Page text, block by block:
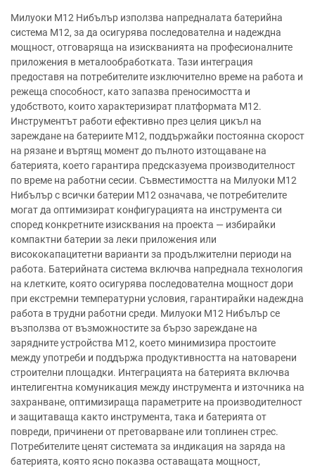
Милуоки М12 Нибълър използва напредналата батерийна
система М12, за да осигурява последователна и надеждна
мощност, отговаряща на изискванията на професионалните
приложения в металообработката. Тази интеграция
предоставя на потребителите изключително време на работа и
режеща способност, като запазва преносимостта и
удобството, които характеризират платформата М12.
Инструментът работи ефективно през целия цикъл на
зареждане на батериите М12, поддържайки постоянна скорост
на рязане и въртящ момент до пълното изтощаване на
батерията, което гарантира предсказуема производителност
по време на работни сесии. Съвместимостта на Милуоки М12
Нибълър с всички батерии М12 означава, че потребителите
могат да оптимизират конфигурацията на инструмента си
според конкретните изисквания на проекта — избирайки
компактни батерии за леки приложения или
висококапацитетни варианти за продължителни периоди на
работа. Батерийната система включва напреднала технология
на клетките, която осигурява последователна мощност дори
при екстремни температурни условия, гарантирайки надеждна
работа в трудни работни среди. Милуоки М12 Нибълър се
възползва от възможностите за бързо зареждане на
зарядните устройства М12, което минимизира простоите
между употреби и поддържа продуктивността на натоварени
строителни площадки. Интеграцията на батерията включва
интелигентна комуникация между инструмента и източника на
захранване, оптимизираща параметрите на производителност
и защитаваща както инструмента, така и батерията от
повреди, причинени от претоварване или топлинен стрес.
Потребителите ценят системата за индикация на заряда на
батерията, която ясно показва оставащата мощност,